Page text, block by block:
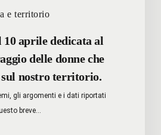
e territorio
aprile dedicata al
delle donne che
nostro territorio.
gli argomenti e i dati riportati
breve…